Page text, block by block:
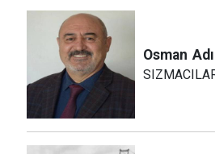
Osman